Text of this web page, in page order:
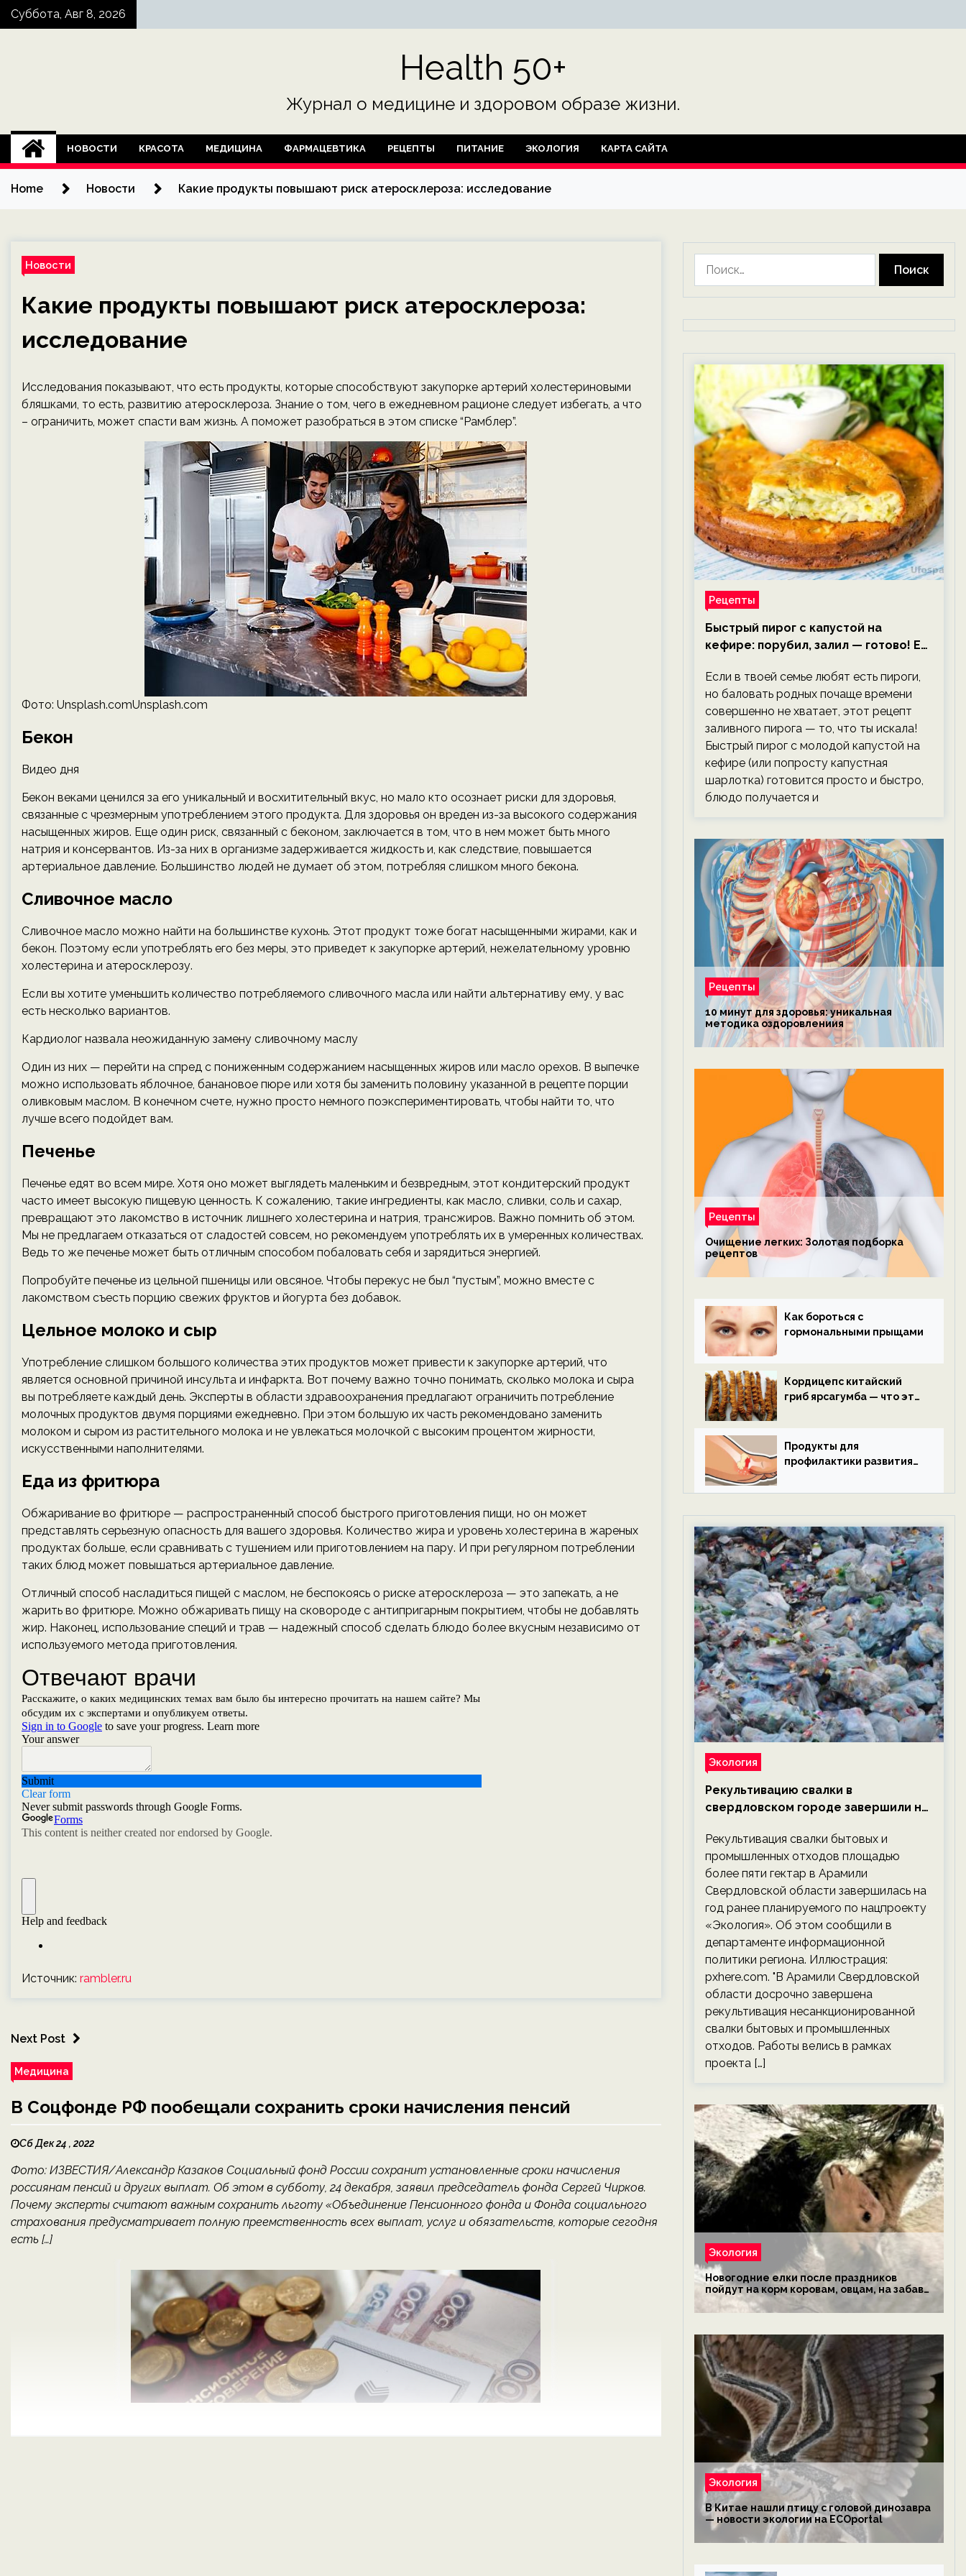
SkipСуббота, Авг 8, 2026
Health 50+
Журнал о медицине и здоровом образе жизни.
НОВОСТИ КРАСОТА МЕДИЦИНА ФАРМАЦЕВТИКА РЕЦЕПТЫ ПИТАНИЕ ЭКОЛОГИЯ КАРТА САЙТА
Home Новости Какие продукты повышают риск атеросклероза: исследование
Новости
Какие продукты повышают риск атеросклероза:
исследование
Исследования показывают, что есть продукты, которые способствуют закупорке артерий холестериновыми
бляшками, то есть, развитию атеросклероза. Знание о том, чего в ежедневном рационе следует избегать, а что
– ограничить, может спасти вам жизнь. А поможет разобраться в этом списке “Рамблер”.
Фото: Unsplash.comUnsplash.com
Бекон
Видео дня
Бекон веками ценился за его уникальный и восхитительный вкус, но мало кто осознает риски для здоровья,
связанные с чрезмерным употреблением этого продукта. Для здоровья он вреден из-за высокого содержания
насыщенных жиров. Еще один риск, связанный с беконом, заключается в том, что в нем может быть много
натрия и консервантов. Из-за них в организме задерживается жидкость и, как следствие, повышается
артериальное давление. Большинство людей не думает об этом, потребляя слишком много бекона.
Сливочное масло
Сливочное масло можно найти на большинстве кухонь. Этот продукт тоже богат насыщенными жирами, как и
бекон. Поэтому если употреблять его без меры, это приведет к закупорке артерий, нежелательному уровню
холестерина и атеросклерозу.
Если вы хотите уменьшить количество потребляемого сливочного масла или найти альтернативу ему, у вас
есть несколько вариантов.
Кардиолог назвала неожиданную замену сливочному маслу
Один из них — перейти на спред с пониженным содержанием насыщенных жиров или масло орехов. В выпечке
можно использовать яблочное, банановое пюре или хотя бы заменить половину указанной в рецепте порции
оливковым маслом. В конечном счете, нужно просто немного поэкспериментировать, чтобы найти то, что
лучше всего подойдет вам.
Печенье
Печенье едят во всем мире. Хотя оно может выглядеть маленьким и безвредным, этот кондитерский продукт
часто имеет высокую пищевую ценность. К сожалению, такие ингредиенты, как масло, сливки, соль и сахар,
превращают это лакомство в источник лишнего холестерина и натрия, трансжиров. Важно помнить об этом.
Мы не предлагаем отказаться от сладостей совсем, но рекомендуем употреблять их в умеренных количествах.
Ведь то же печенье может быть отличным способом побаловать себя и зарядиться энергией.
Попробуйте печенье из цельной пшеницы или овсяное. Чтобы перекус не был “пустым”, можно вместе с
лакомством съесть порцию свежих фруктов и йогурта без добавок.
Цельное молоко и сыр
Употребление слишком большого количества этих продуктов может привести к закупорке артерий, что
является основной причиной инсульта и инфаркта. Вот почему важно точно понимать, сколько молока и сыра
вы потребляете каждый день. Эксперты в области здравоохранения предлагают ограничить потребление
молочных продуктов двумя порциями ежедневно. При этом большую их часть рекомендовано заменить
молоком и сыром из растительного молока и не увлекаться молочкой с высоким процентом жирности,
искусственными наполнителями.
Еда из фритюра
Обжаривание во фритюре — распространенный способ быстрого приготовления пищи, но он может
представлять серьезную опасность для вашего здоровья. Количество жира и уровень холестерина в жареных
продуктах больше, если сравнивать с тушением или приготовлением на пару. И при регулярном потреблении
таких блюд может повышаться артериальное давление.
Отличный способ насладиться пищей с маслом, не беспокоясь о риске атеросклероза — это запекать, а не
жарить во фритюре. Можно обжаривать пищу на сковороде с антипригарным покрытием, чтобы не добавлять
жир. Наконец, использование специй и трав — надежный способ сделать блюдо более вкусным независимо от
используемого метода приготовления.
Источник: rambler.ru
Next Post
Медицина
В Соцфонде РФ пообещали сохранить сроки начисления пенсий
Сб Дек 24 , 2022
Фото: ИЗВЕСТИЯ/Александр Казаков Социальный фонд России сохранит установленные сроки начисления
россиянам пенсий и других выплат. Об этом в субботу, 24 декабря, заявил председатель фонда Сергей Чирков.
Почему эксперты считают важным сохранить льготу «Объединение Пенсионного фонда и Фонда социального
страхования предусматривает полную преемственность всех выплат, услуг и обязательств, которые сегодня
есть […]
Рецепты
Быстрый пирог с капустой на
кефире: порубил, залил — готово! Ем,
Если в твоей семье любят есть пироги,
но баловать родных почаще времени
совершенно не хватает, этот рецепт
заливного пирога — то, что ты искала!
Быстрый пирог с молодой капустой на
кефире (или попросту капустная
шарлотка) готовится просто и быстро,
блюдо получается и
Рецепты
10 минут для здоровья: уникальная
методика оздоровлениия
Рецепты
Очищение легких: Золотая подборка
рецептов
Как бороться с
гормональными прыщами
Кордицепс китайский
гриб ярсагумба — что это
Продукты для
профилактики развития
Экология
Рекультивацию свалки в
свердловском городе завершили на
новости экологии на ECOportal
Рекультивация свалки бытовых и
промышленных отходов площадью
более пяти гектар в Арамили
Свердловской области завершилась на
год ранее планируемого по нацпроекту
«Экология». Об этом сообщили в
департаменте информационной
политики региона. Иллюстрация:
pxhere.com. "В Арамили Свердловской
области досрочно завершена
рекультивация несанкционированной
свалки бытовых и промышленных
отходов. Работы велись в рамках
проекта […]
Экология
Новогодние елки после праздников
пойдут на корм коровам, овцам, на забаву
обезьянам, львам и леопардам — новости
экологии на ECOportal
Экология
В Китае нашли птицу с головой динозавра
— новости экологии на ECOportal